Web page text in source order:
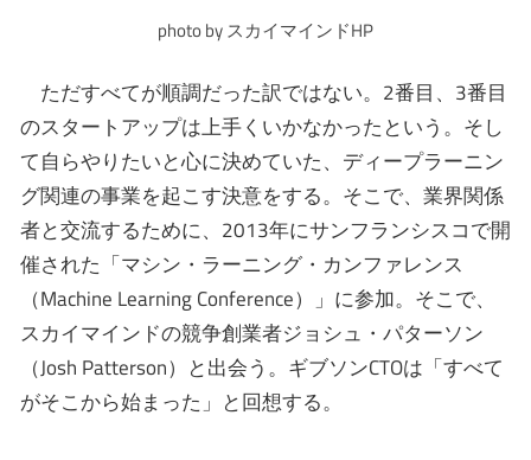
photo by スカイマインドHP
ただすべてが順調だった訳ではない。2番目、3番目
のスタートアップは上手くいかなかったという。そし
て自らやりたいと心に決めていた、ディープラーニン
グ関連の事業を起こす決意をする。そこで、業界関係
者と交流するために、2013年にサンフランシスコで開
催された「マシン・ラーニング・カンファレンス
（Machine Learning Conference）」に参加。そこで、
スカイマインドの競争創業者ジョシュ・パターソン
（Josh Patterson）と出会う。ギブソンCTOは「すべて
がそこから始まった」と回想する。